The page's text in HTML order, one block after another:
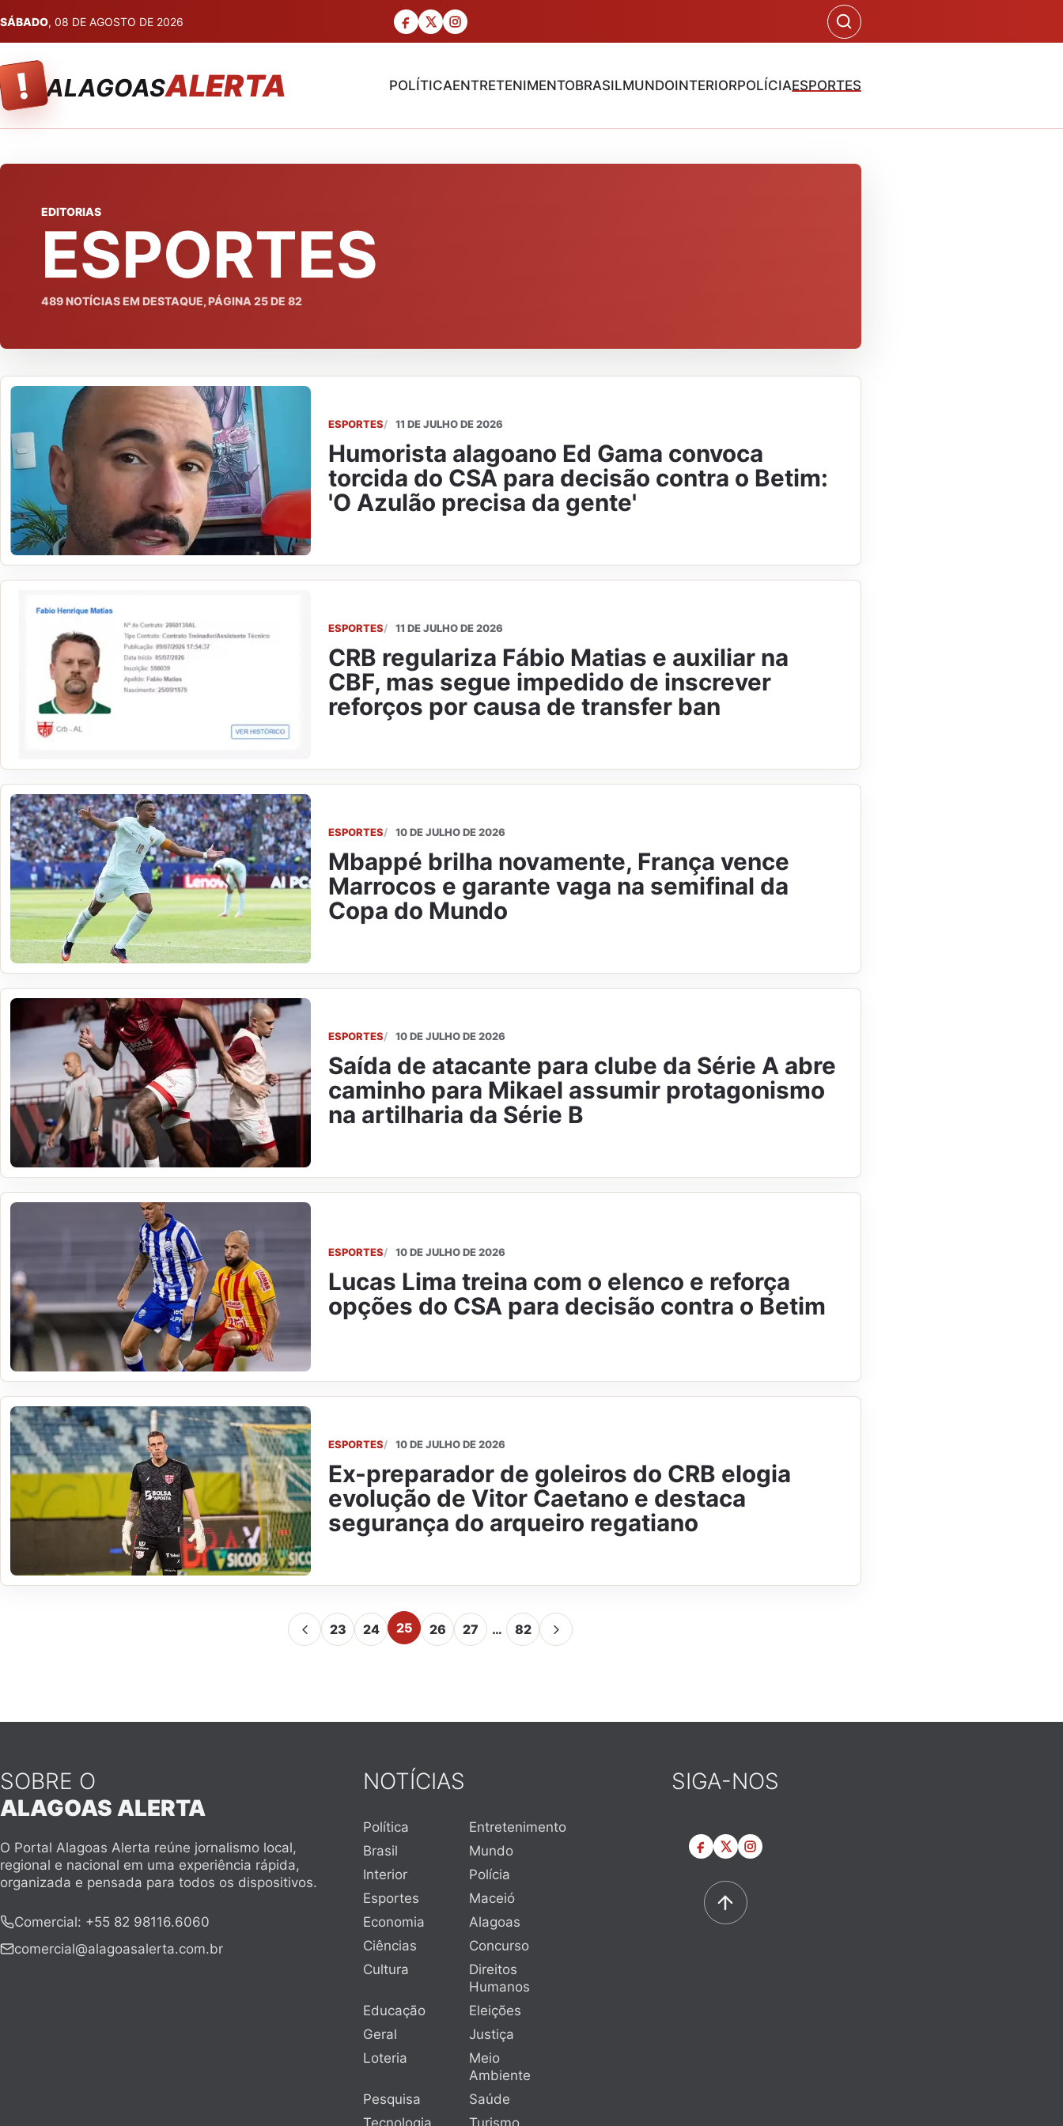
SÁBADO, 08 DE AGOSTO DE 2026
! ALAGOASALERTA POLÍTICAENTRETENIMENTOBRASILMUNDOINTERIORPOLÍCIAESPORTES
EDITORIAS
ESPORTES
489NOTÍCIAS EM DESTAQUE, PÁGINA 25DE 82
ESPORTES 11 DE JULHO DE 2026
Humorista alagoano Ed Gama convoca
torcida do CSA para decisão contra o Betim:
'O Azulão precisa da gente'
ESPORTES 11 DE JULHO DE 2026
CRB regulariza Fábio Matias e auxiliar na
CBF, mas segue impedido de inscrever
reforços por causa de transfer ban
ESPORTES 10 DE JULHO DE 2026
Mbappé brilha novamente, França vence
Marrocos e garante vaga na semifinal da
Copa do Mundo
ESPORTES 10 DE JULHO DE 2026
Saída de atacante para clube da Série A abre
caminho para Mikael assumir protagonismo
na artilharia da Série B
ESPORTES 10 DE JULHO DE 2026
Lucas Lima treina com o elenco e reforça
opções do CSA para decisão contra o Betim
ESPORTES 10 DE JULHO DE 2026
Ex-preparador de goleiros do CRB elogia
evolução de Vitor Caetano e destaca
segurança do arqueiro regatiano
23 24 25 26 27 … 82
SOBRE O
ALAGOAS ALERTA
O Portal Alagoas Alerta reúne jornalismo local,
regional e nacional em uma experiência rápida,
organizada e pensada para todos os dispositivos.
Comercial: +55 82 98116.6060
comercial@alagoasalerta.com.br
NOTÍCIAS
Política
Entretenimento
Brasil
Mundo
Interior
Polícia
Esportes
Maceió
Economia
Alagoas
Ciências
Concurso
Cultura
Direitos
Humanos
Educação
Eleições
Geral
Justiça
Loteria
Meio
Ambiente
Pesquisa
Saúde
Tecnologia
Turismo
SIGA-NOS